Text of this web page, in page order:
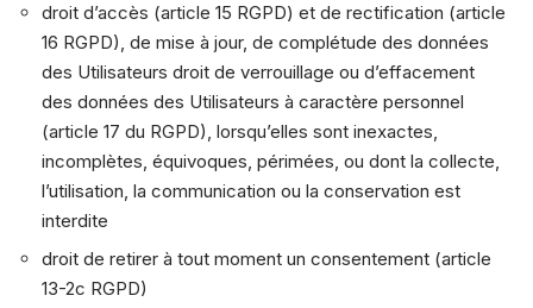
droit d’accès (article 15 RGPD) et de rectification (article
16 RGPD), de mise à jour, de complétude des données
des Utilisateurs droit de verrouillage ou d’effacement
des données des Utilisateurs à caractère personnel
(article 17 du RGPD), lorsqu’elles sont inexactes,
incomplètes, équivoques, périmées, ou dont la collecte,
l’utilisation, la communication ou la conservation est
interdite
droit de retirer à tout moment un consentement (article
13-2c RGPD)